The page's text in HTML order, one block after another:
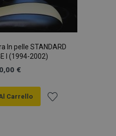
In pelle STANDARD
I (1994-2002)
€
Carrello